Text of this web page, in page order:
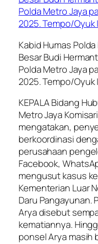
Kabid Humas
Besar Budi
Polda Metro Jaya
2025. Tempo/Oyuk
KEPALA Bidang
Metro Jaya
mengatakan,
berkoordinasi
perusahaan
Facebook,
mengusut kasus
Kementerian Luar
Daru Pangayunan.
Arya disebut
kematiannya.
ponsel Arya masih